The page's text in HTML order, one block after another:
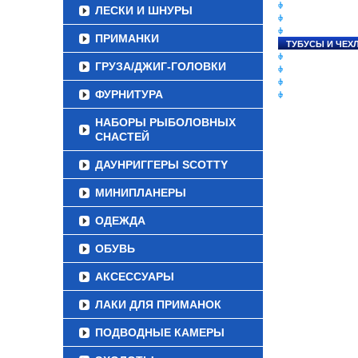
ЛЕСКИ И ШНУРЫ
ПРИМАНКИ
ГРУЗА/ДЖИГ-ГОЛОВКИ
ФУРНИТУРА
НАБОРЫ РЫБОЛОВНЫХ
СНАСТЕЙ
ДАУНРИГГЕРЫ SCOTTY
МИНИПЛАНЕРЫ
ОДЕЖДА
ОБУВЬ
АКСЕССУАРЫ
ЛАКИ ДЛЯ ПРИМАНОК
ПОДВОДНЫЕ КАМЕРЫ
ТУБУСЫ И